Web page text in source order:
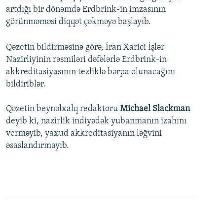
artdığı bir dönəmdə Erdbrink-in imzasının
görünməməsi diqqət çəkməyə başlayıb.
Qəzetin bildirməsinə görə, İran Xarici İşlər
Nazirliyinin rəsmiləri dəfələrlə Erdbrink-in
akkreditasiyasının tezliklə bərpa olunacağını
bildiriblər.
Qəzetin beynəlxalq redaktoru Michael Slackman
deyib ki, nazirlik indiyədək yubanmanın izahını
verməyib, yaxud akkreditasiyanın ləğvini
əsaslandırmayıb.